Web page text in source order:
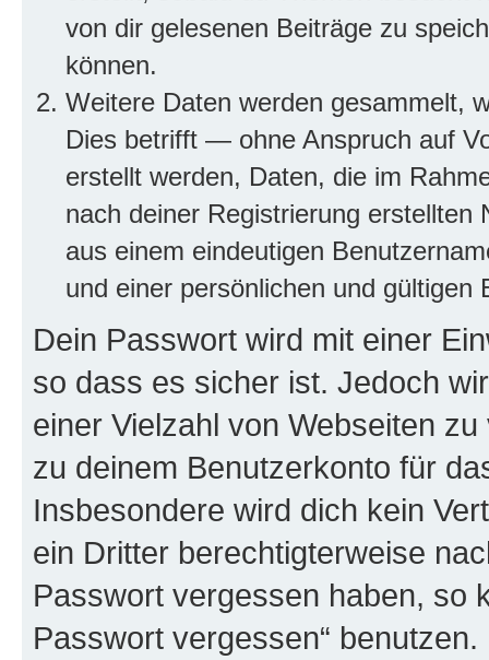
von dir gelesenen Beiträge zu
können.
Weitere Daten werden gesammelt,
Dies betrifft — ohne Anspruch auf
erstellt werden, Daten, die im
nach deiner Registrierung
aus einem eindeutigen
und einer persönlichen und gültigen
Dein Passwort wird mit einer
so dass es sicher ist. Jedoch
einer Vielzahl von Webseiten
zu deinem Benutzerkonto für
Insbesondere wird dich kein
ein Dritter berechtigterweise
Passwort vergessen haben, so
Passwort vergessen“